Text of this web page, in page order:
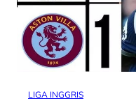
LIGA INGGRIS